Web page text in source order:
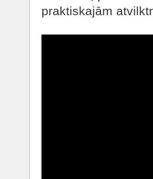
praktiskajām